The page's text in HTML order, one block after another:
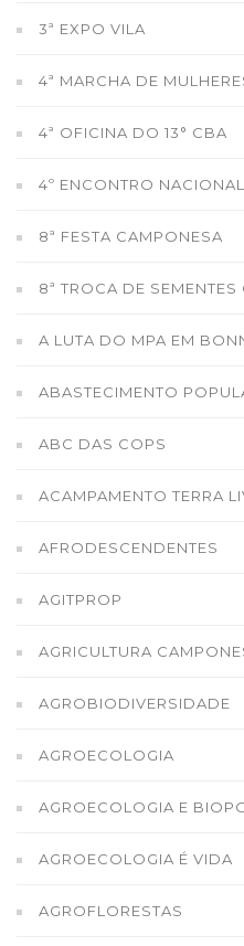
3ª EXPO VILA
4ª MARCHA DE
4ª OFICINA DO 13° CBA
4º ENCONTRO NACIONAL
8ª FESTA CAMPONESA
8ª TROCA DE
A LUTA DO MPA EM
ABASTECIMENTO
ABC DAS COPS
ACAMPAMENTO TERRA
AFRODESCENDENTES
AGITPROP
AGRICULTURA
AGROBIODIVERSIDADE
AGROECOLOGIA
AGROECOLOGIA E
AGROECOLOGIA É VIDA
AGROFLORESTAS